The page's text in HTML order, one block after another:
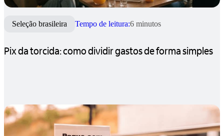
Seleção brasileira Tempo de leitura:6 minutos
Pix da torcida: como dividir gastos de forma simples